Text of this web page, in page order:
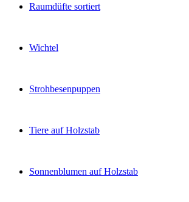
Raumdüfte sortiert
Wichtel
Strohbesenpuppen
Tiere auf Holzstab
Sonnenblumen auf Holzstab